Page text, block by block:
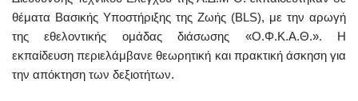
θέματα Βασικής Υποστήριξης της Ζωής (BLS), με την αρωγή
της εθελοντικής ομάδας διάσωσης «Ο.Φ.Κ.Α.Θ.». Η
εκπαίδευση περιελάμβανε θεωρητική και πρακτική άσκηση για
την απόκτηση των δεξιοτήτων.